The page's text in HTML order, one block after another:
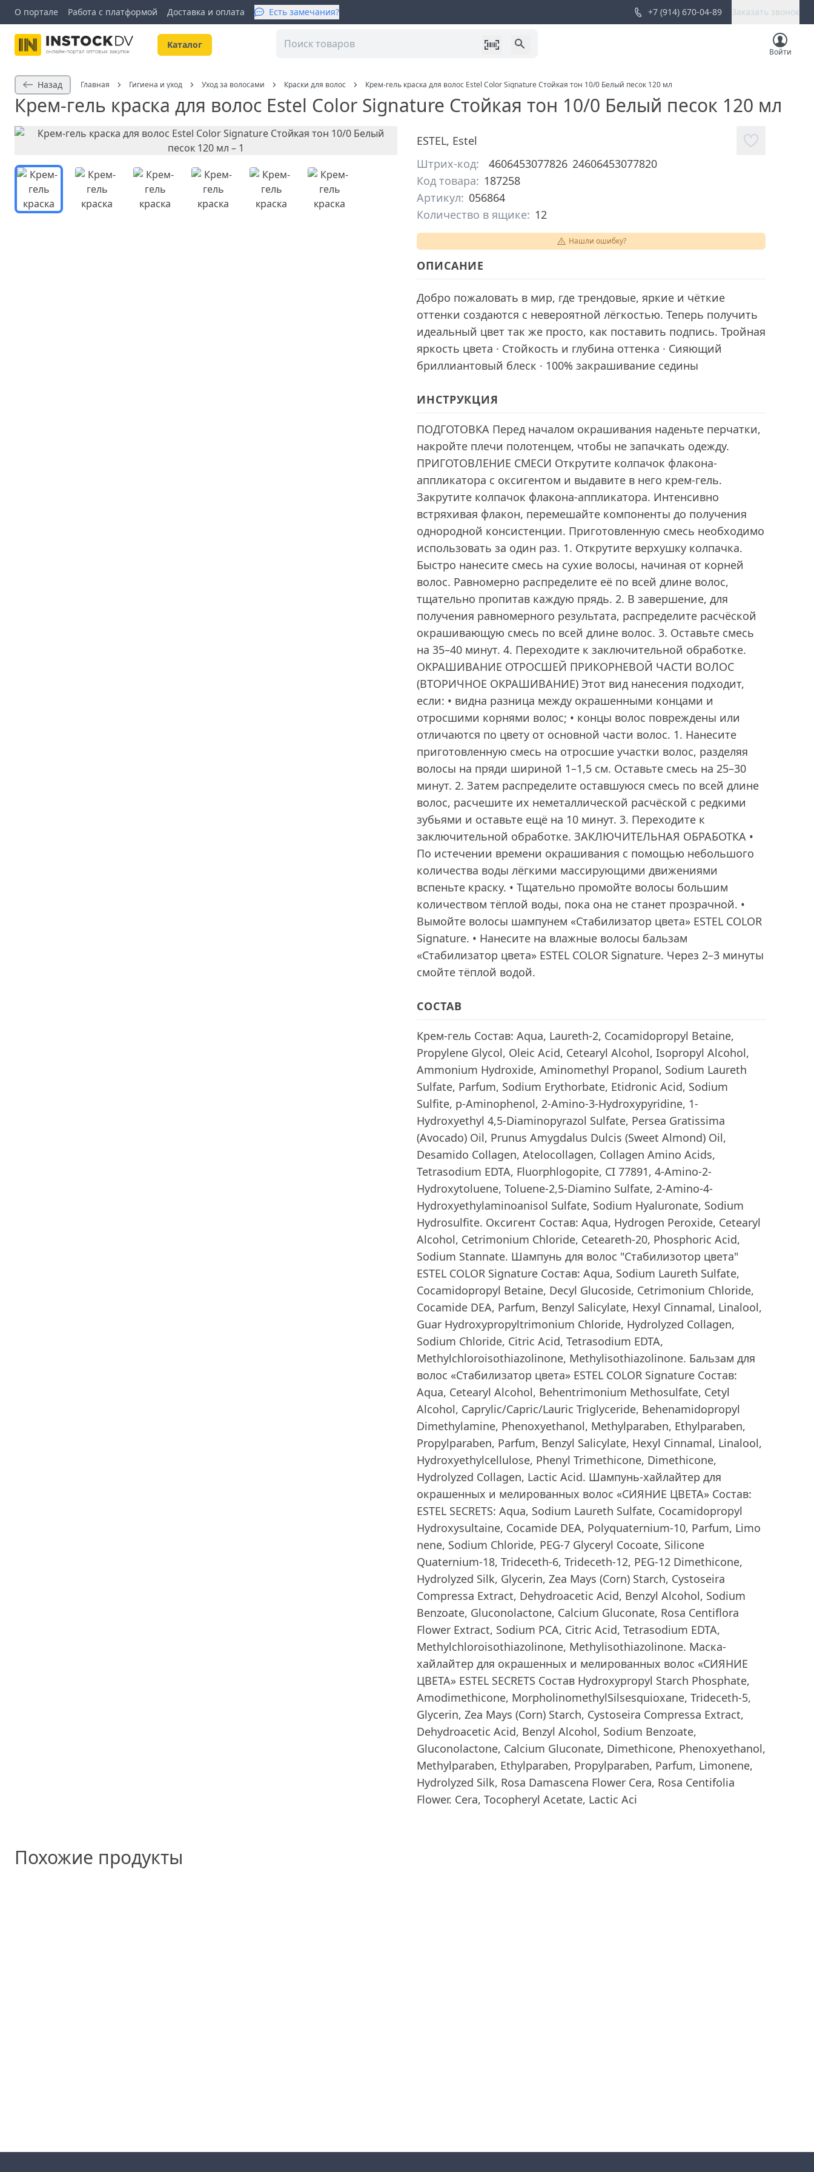
О портале Работа с платформой Доставка и оплата Есть замечания? +7 (914) 670-04-89 Заказать звонок
Kаталог
Войти
Назад Главная Гигиена и уход Уход за волосами Краски для волос Крем-гель краска для волос Estel Color Signature Стойкая тон 10/0 Белый песок 120 мл
Крем-гель краска для волос Estel Color Signature Стойкая тон 10/0 Белый песок 120 мл
ESTEL, Estel
Штрих-код:
4606453077826 24606453077820
Код товара: 187258
Артикул: 056864
Количество в ящике: 12
Нашли ошибку?
ОПИСАНИЕ
Добро пожаловать в мир, где трендовые, яркие и чёткие
оттенки создаются с невероятной лёгкостью. Теперь получить
идеальный цвет так же просто, как поставить подпись. Тройная
яркость цвета · Стойкость и глубина оттенка · Сияющий
бриллиантовый блеск · 100% закрашивание седины
ИНСТРУКЦИЯ
ПОДГОТОВКА Перед началом окрашивания наденьте перчатки,
накройте плечи полотенцем, чтобы не запачкать одежду.
ПРИГОТОВЛЕНИЕ СМЕСИ Открутите колпачок флакона-
аппликатора с оксигентом и выдавите в него крем-гель.
Закрутите колпачок флакона-аппликатора. Интенсивно
встряхивая флакон, перемешайте компоненты до получения
однородной консистенции. Приготовленную смесь необходимо
использовать за один раз. 1. Открутите верхушку колпачка.
Быстро нанесите смесь на сухие волосы, начиная от корней
волос. Равномерно распределите её по всей длине волос,
тщательно пропитав каждую прядь. 2. В завершение, для
получения равномерного результата, распределите расчёской
окрашивающую смесь по всей длине волос. 3. Оставьте смесь
на 35–40 минут. 4. Переходите к заключительной обработке.
ОКРАШИВАНИЕ ОТРОСШЕЙ ПРИКОРНЕВОЙ ЧАСТИ ВОЛОС
(ВТОРИЧНОЕ ОКРАШИВАНИЕ) Этот вид нанесения подходит,
если: • видна разница между окрашенными концами и
отросшими корнями волос; • концы волос повреждены или
отличаются по цвету от основной части волос. 1. Нанесите
приготовленную смесь на отросшие участки волос, разделяя
волосы на пряди шириной 1–1,5 см. Оставьте смесь на 25–30
минут. 2. Затем распределите оставшуюся смесь по всей длине
волос, расчешите их неметаллической расчёской с редкими
зубьями и оставьте ещё на 10 минут. 3. Переходите к
заключительной обработке. ЗАКЛЮЧИТЕЛЬНАЯ ОБРАБОТКА •
По истечении времени окрашивания с помощью небольшого
количества воды лёгкими массирующими движениями
вспеньте краску. • Тщательно промойте волосы большим
количеством тёплой воды, пока она не станет прозрачной. •
Вымойте волосы шампунем «Стабилизатор цвета» ESTEL COLOR
Signature. • Нанесите на влажные волосы бальзам
«Стабилизатор цвета» ESTEL COLOR Signature. Через 2–3 минуты
смойте тёплой водой.
СОСТАВ
Крем-гель Состав: Aqua, Laureth-2, Cocamidopropyl Betaine,
Propylene Glycol, Oleic Acid, Cetearyl Alcohol, Isopropyl Alcohol,
Ammonium Hydroxide, Aminomethyl Propanol, Sodium Laureth
Sulfate, Parfum, Sodium Erythorbate, Etidronic Acid, Sodium
Sulfite, p-Aminophenol, 2-Amino-3-Hydroxypyridine, 1-
Hydroxyethyl 4,5-Diaminopyrazol Sulfate, Persea Gratissima
(Avocado) Oil, Prunus Amygdalus Dulcis (Sweet Almond) Oil,
Desamido Collagen, Atelocollagen, Collagen Amino Acids,
Tetrasodium EDTA, Fluorphlogopite, CI 77891, 4-Amino-2-
Hydroxytoluene, Toluene-2,5-Diamino Sulfate, 2-Amino-4-
Hydroxyethylaminoanisol Sulfate, Sodium Hyaluronate, Sodium
Hydrosulfite. Оксигент Состав: Aqua, Hydrogen Peroxide, Cetearyl
Alcohol, Cetrimonium Chloride, Ceteareth-20, Phosphoric Acid,
Sodium Stannate. Шампунь для волос "Стабилизотор цвета"
ESTEL COLOR Signature Состав: Aqua, Sodium Laureth Sulfate,
Cocamidopropyl Betaine, Decyl Glucoside, Cetrimonium Chloride,
Cocamide DEA, Parfum, Benzyl Salicylate, Hexyl Cinnamal, Linalool,
Guar Hydroxypropyltrimonium Chloride, Hydrolyzed Collagen,
Sodium Chloride, Citric Acid, Tetrasodium EDTA,
Methylchloroisothiazolinone, Methylisothiazolinone. Бальзам для
волос «Стабилизатор цвета» ESTEL COLOR Signature Состав:
Aqua, Cetearyl Alcohol, Behentrimonium Methosulfate, Cetyl
Alcohol, Caprylic/Capric/Lauric Triglyceride, Behenamidopropyl
Dimethylamine, Phenoxyethanol, Methylparaben, Ethylparaben,
Propylparaben, Parfum, Benzyl Salicylate, Hexyl Cinnamal, Linalool,
Hydroxyethylcellulose, Phenyl Trimethicone, Dimethicone,
Hydrolyzed Collagen, Lactic Acid. Шампунь-хайлайтер для
окрашенных и мелированных волос «СИЯНИЕ ЦВЕТА» Состав:
ESTEL SECRETS: Aqua, Sodium Laureth Sulfate, Cocamidopropyl
Hydroxysultaine, Cocamide DEA, Polyquaternium-10, Pаrfum, Limo
nene, Sodium Chloride, PEG-7 Glyceryl Cocoate, Silicone
Quaternium-18, Trideceth-6, Trideceth-12, PEG-12 Dimethicone,
Hydrolyzed Silk, Glycerin, Zea Mays (Corn) Starch, Cystoseira
Compressa Extract, Dehydroacetic Acid, Benzyl Alcohol, Sodium
Benzoate, Gluconolactone, Calcium Gluconate, Rosa Centiflora
Flower Extract, Sodium PCA, Citric Acid, Tetrasodium EDTA,
Methylchloroisothiazolinone, Methylisothiazolinone. Маска-
хайлайтер для окрашенных и мелированных волос «СИЯНИЕ
ЦВЕТА» ESTEL SECRETS Состав Hydroxypropyl Starch Phosphate,
Amodimethicone, MorpholinomethylSilsesquioxane, Trideceth-5,
Glycerin, Zea Mays (Corn) Starch, Cystoseira Compressa Extract,
Dehydroacetic Acid, Benzyl Alcohol, Sodium Benzoate,
Gluconolactone, Calcium Gluconate, Dimethicone, Phenoxyethanol,
Methylparaben, Ethylparaben, Propylparaben, Parfum, Limonene,
Hydrolyzed Silk, Rosa Damascena Flower Cera, Rosa Centifolia
Flower. Cera, Tocopheryl Acetate, Lactic Aci
Похожие продукты